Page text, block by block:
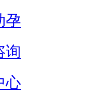
孕
询
心